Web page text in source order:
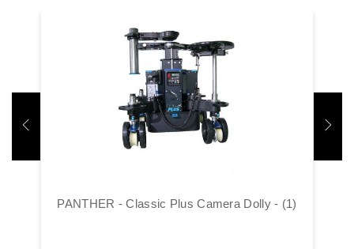
PANTHER - Classic Plus Camera Dolly - (1)